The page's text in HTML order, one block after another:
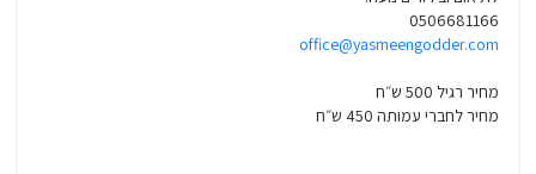
0506681166
office@yasmeengodder.com
מחיר רגיל 500 ש״ח
מחיר לחברי עמותה 450 ש״ח